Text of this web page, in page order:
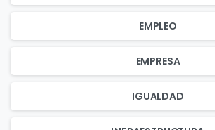
EMPLEO
EMPRESA
IGUALDAD